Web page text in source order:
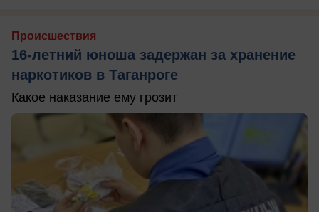
Происшествия
16-летний юноша задержан за хранение
наркотиков в Таганроге
Какое наказание ему грозит